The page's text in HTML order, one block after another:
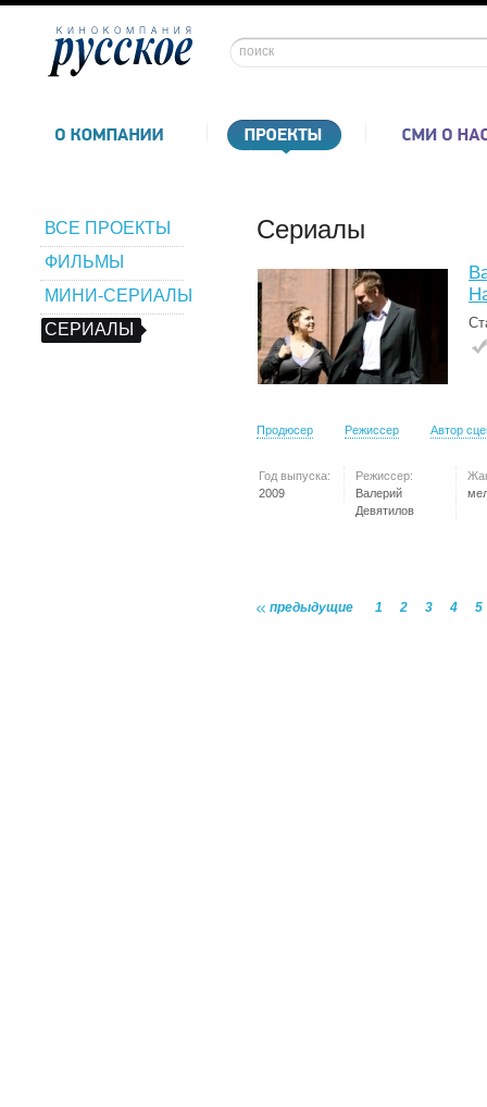
ВСЕ ПРОЕКТЫ
ФИЛЬМЫ
МИНИ-СЕРИАЛЫ
СЕРИАЛЫ
Сериалы
Продюсер Режиссер Автор
Год выпуска:
2009
Режиссер:
Валерий
Девятилов
предыдущие 1 2 3 4 5